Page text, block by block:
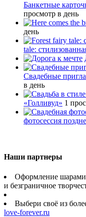
Банкетные
просмотр в день
день
tale:
Свадебные
в день
«Голливуд» 1
фотосессия
Наши партнеры
Оформление
и безграничное
Выбери своё из
love-forever.ru